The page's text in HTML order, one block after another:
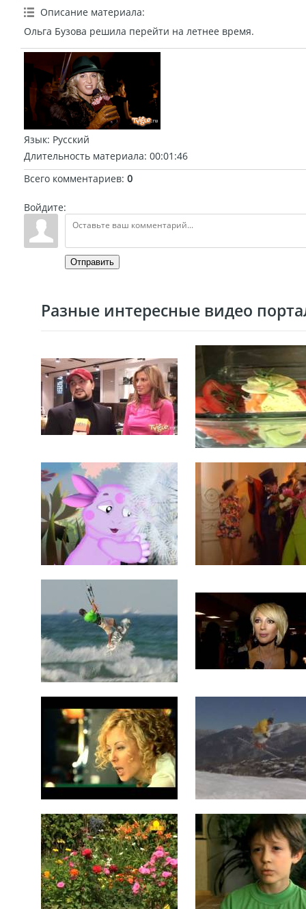
Описание материала:
Ольга Бузова решила перейти на летнее время.
Язык: Русский
Длительность материала: 00:01:46
Всего комментариев: 0
Войдите:
Отправить
Разные интересные видео